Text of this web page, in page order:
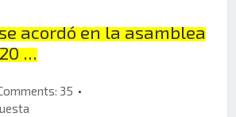
acordó en la asamblea
...
35 •